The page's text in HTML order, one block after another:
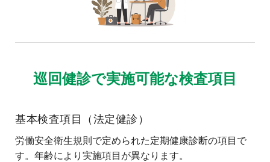
巡回健診で実施可能な検査項目
基本検査項目（法定健診）
労働安全衛生規則で定められた定期健康診断の項目で
す。年齢により実施項目が異なります。